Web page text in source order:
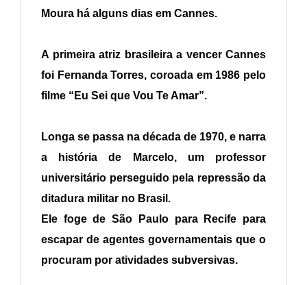
Moura há alguns dias em Cannes.
A primeira atriz brasileira a vencer Cannes
foi Fernanda Torres, coroada em 1986 pelo
filme “Eu Sei que Vou Te Amar”.
Longa se passa na década de 1970, e narra
a história de Marcelo, um professor
universitário perseguido pela repressão da
ditadura militar no Brasil.
Ele foge de São Paulo para Recife para
escapar de agentes governamentais que o
procuram por atividades subversivas.